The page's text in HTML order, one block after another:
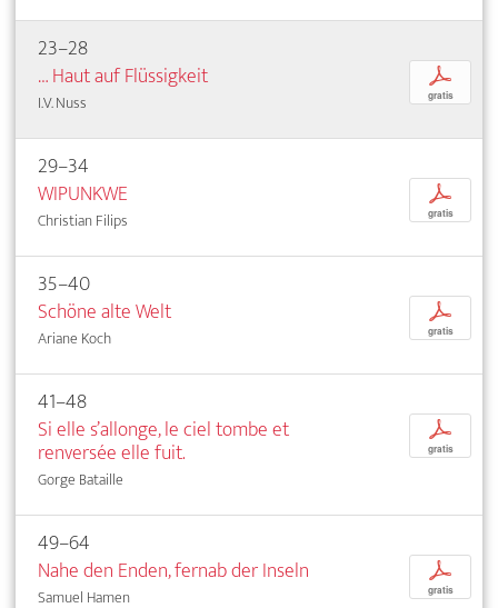
23–28
… Haut auf Flüssigkeit
I.V. Nuss
p
gratis
29–34
WIPUNKWE
Christian Filips
p
gratis
35–40
Schöne alte Welt
Ariane Koch
p
gratis
41–48
Si elle s’allonge, le ciel tombe et
renversée elle fuit.
Gorge Bataille
p
gratis
49–64
Nahe den Enden, fernab der Inseln
Samuel Hamen
p
gratis